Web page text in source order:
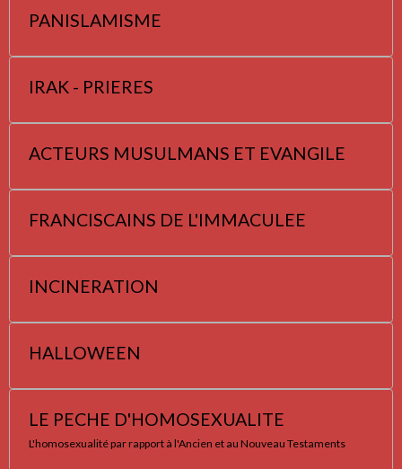
PANISLAMISME
IRAK - PRIERES
ACTEURS MUSULMANS ET EVANGILE
FRANCISCAINS DE L'IMMACULEE
INCINERATION
HALLOWEEN
LE PECHE D'HOMOSEXUALITE
L'homosexualité par rapport à l'Ancien et au Nouveau Testaments